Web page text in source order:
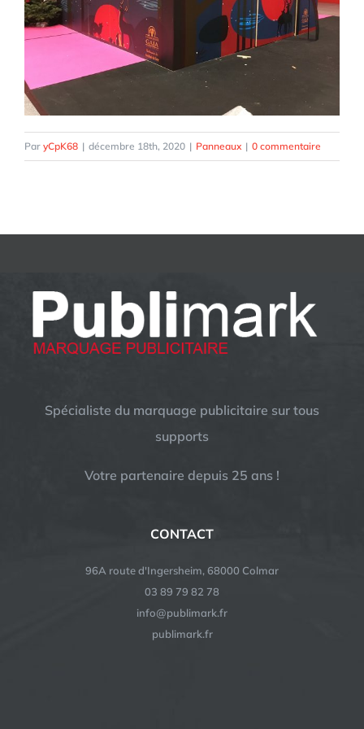
Par yCpK68 | décembre 18th, 2020 | Panneaux | 0 commentaire
Spécialiste du marquage publicitaire sur tous
supports
Votre partenaire depuis 25 ans !
CONTACT
96A route d'Ingersheim, 68000 Colmar
03 89 79 82 78
info@publimark.fr
publimark.fr